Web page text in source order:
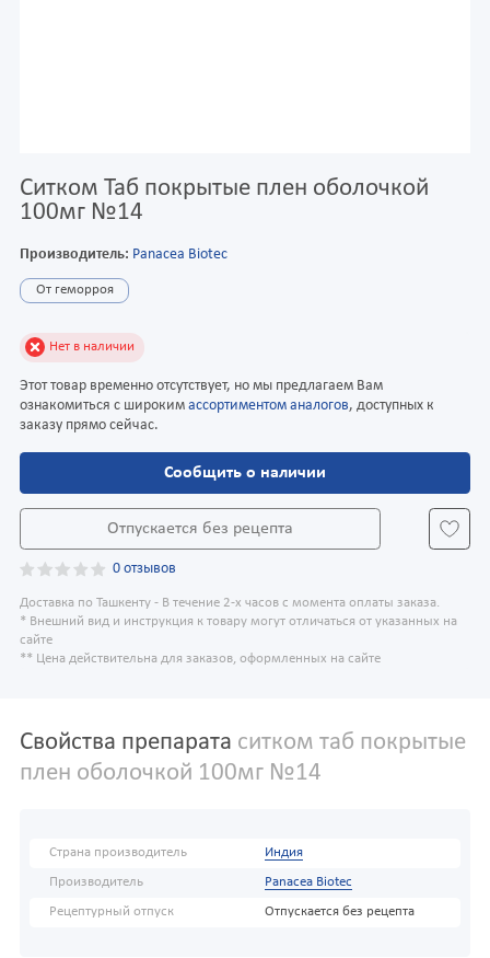
Ситком Таб покрытые плен оболочкой
100мг №14
Производитель: Panacea Biotec
От геморроя
Нет в наличии
Этот товар временно отсутствует, но мы предлагаем Вам
ознакомиться с широким ассортиментом аналогов, доступных к
заказу прямо сейчас.
Сообщить о наличии
Отпускается без рецепта
0 отзывов
Доставка по Ташкенту - В течение 2-х часов с момента оплаты заказа.
* Внешний вид и инструкция к товару могут отличаться от указанных на
сайте
** Цена действительна для заказов, оформленных на сайте
Свойства препарата ситком таб покрытые
плен оболочкой 100мг №14
Страна производитель Индия
Производитель Panacea Biotec
Рецептурный отпуск Отпускается без рецепта